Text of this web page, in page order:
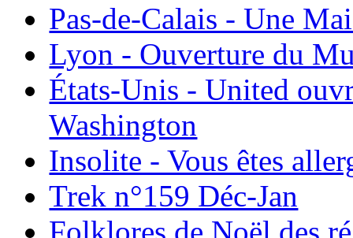
Pas-de-Calais - Une
Lyon - Ouverture du
États-Unis - United
Washington
Insolite - Vous êtes
Trek n°159 Déc-Jan
Folklores de Noël des